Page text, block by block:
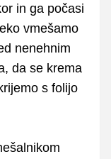
in ga počasi
vmešamo
nenehnim
da se krema
s folijo